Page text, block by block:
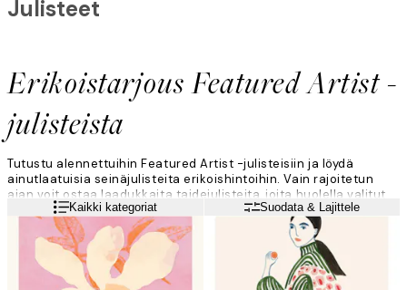
Erikoistarjous Featured Artist -
julisteista
Julisteet
Tutustu alennettuihin Featured Artist -julisteisiin ja löydä
ainutlaatuisia seinäjulisteita erikoishintoihin. Vain rajoitetun
ajan voit ostaa laadukkaita taidejulisteita, joita huolella valitut
Featured Artist -taiteilijat ovat luoneet ympäri maailmaa. Tyylejä
löytyy abstraktista figuratiiviseen ja maisemiin – nämä
taideteokset sopivat täydellisesti galleriaseinille ja kotisi
sisustukseen. Ehkä sinulla on jo suosikki Featured Artist, vai
onko tämä ehkä täydellinen tilaisuus löytää uusi?
Lue lisää Kaikki kategoriat Suodata & Lajittele